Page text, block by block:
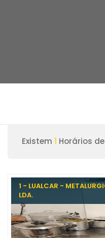
Existem 1 Horários
1 - LUALCAR -
LDA.